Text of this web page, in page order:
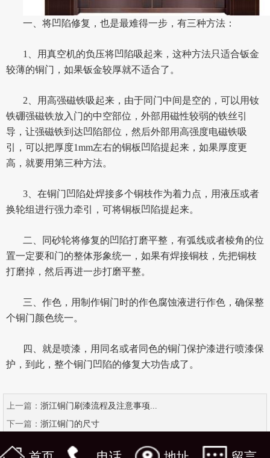
一、将凹陷修复，也是最难得一步，有三种方法：
1、用真空机的负压将凹陷吸起来，这种方法只适合钣金
较薄的铜门，如果钣金较厚就不适合了。
2、用高强磁铁吸起来，由于同门中间是空的，可以用钕
铁硼强磁铁放入门的中空部位，外部用磁性较弱的铁丝引
导，让强磁铁到达凹陷部位，然后外部用高强度电磁铁吸
引，可以把厚度1mm左右的铜板凹陷提起来，如果厚度更
高，就要用第三种方法。
3、在铜门凹陷处焊接多个铜枝作为着力点，用液压或者
换轮组进行强力牵引，可将铜板凹陷提起来。
二、同砂轮将修复的凹陷打磨平整，有弧线或者棱角的位
置一定要和门的整体形象统一，如果有焊接铜枝，先把铜枝
打磨掉，然后再进一步打磨平整。
三、作色，用制作铜门时的作色腐蚀液进行作色，确保整
个铜门颜色统一。
四、就是喷漆，用同名或者同色的铜门保护漆进行喷漆保
护，到此，整个铜门凹陷的修复大功告成了。
上一篇： 浙江铜门刷漆流程及注意事项...
下一篇： 浙江铜门的尺寸